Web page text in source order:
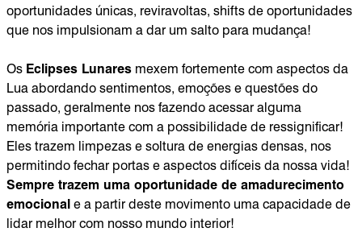
oportunidades únicas, reviravoltas, shifts de oportunidades
que nos impulsionam a dar um salto para mudança!
Os Eclipses Lunares mexem fortemente com aspectos da
Lua abordando sentimentos, emoções e questões do
passado, geralmente nos fazendo acessar alguma
memória importante com a possibilidade de ressignificar!
Eles trazem limpezas e soltura de energias densas, nos
permitindo fechar portas e aspectos difíceis da nossa vida!
Sempre trazem uma oportunidade de amadurecimento
emocional e a partir deste movimento uma capacidade de
lidar melhor com nosso mundo interior!